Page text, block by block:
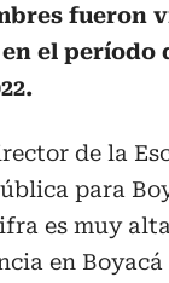
fueron
el período
de la
para
es muy
en